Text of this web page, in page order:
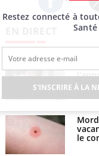
Facebook
le
Restez connecté à
Santé
S'INSCRIRE À LA